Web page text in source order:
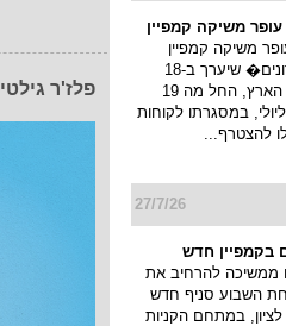
פלז'ר גילטי
עופר משיקה קמפיין
משיקה קמפיין
�חגיגת מועדונים� שיערך ב-18
קניונים ברחבי הארץ, החל מה 19
עד ה 22 ליולי, במסגרתו לקוחות
להצטרף...
27/7/26
בקמפיין חדש
ממשיכה להרחיב את
השבוע סניף חדש
במתחם הקניות